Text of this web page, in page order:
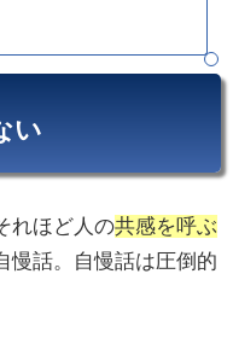
い
れほど人の共感を呼ぶ
慢話。自慢話は圧倒的